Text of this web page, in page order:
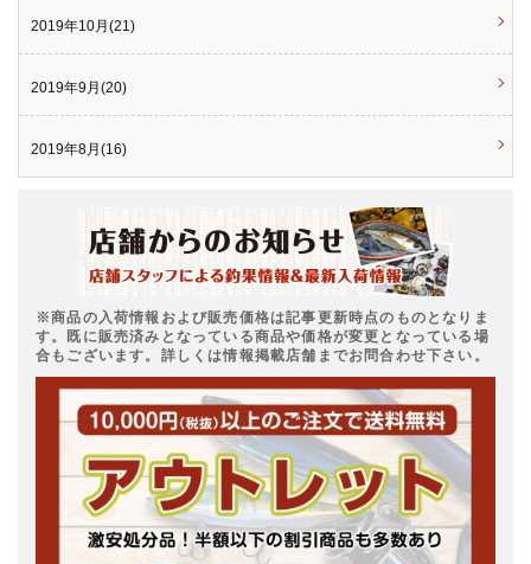
2019年10月(21)
2019年9月(20)
2019年8月(16)
※商品の入荷情報および販売価格は記事更新時点のものとなりま
す。既に販売済みとなっている商品や価格が変更となっている場
合もございます。詳しくは情報掲載店舗までお問合わせ下さい。